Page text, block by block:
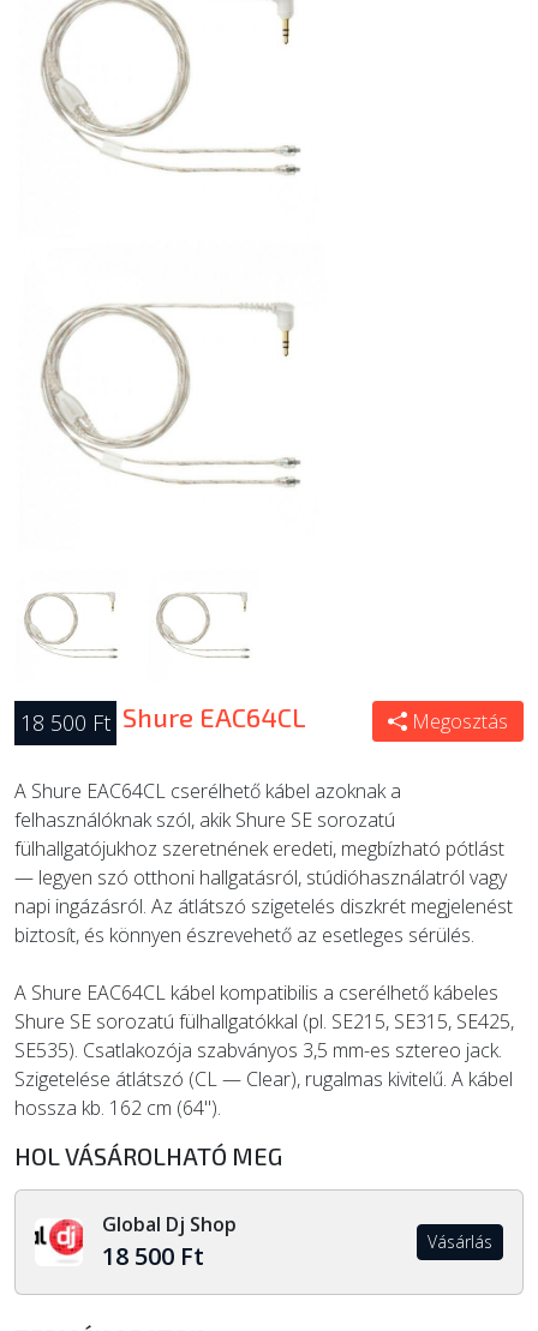
ÚJ TERMÉKEK
18 500 Ft Shure EAC64CL Megosztás
A Shure EAC64CL cserélhető kábel azoknak a
felhasználóknak szól, akik Shure SE sorozatú
fülhallgatójukhoz szeretnének eredeti, megbízható pótlást
— legyen szó otthoni hallgatásról, stúdióhasználatról vagy
napi ingázásról. Az átlátszó szigetelés diszkrét megjelenést
biztosít, és könnyen észrevehető az esetleges sérülés.
A Shure EAC64CL kábel kompatibilis a cserélhető kábeles
Shure SE sorozatú fülhallgatókkal (pl. SE215, SE315, SE425,
SE535). Csatlakozója szabványos 3,5 mm-es sztereo jack.
Szigetelése átlátszó (CL — Clear), rugalmas kivitelű. A kábel
hossza kb. 162 cm (64").
HOL VÁSÁROLHATÓ MEG
Global Dj Shop
18 500 Ft Vásárlás